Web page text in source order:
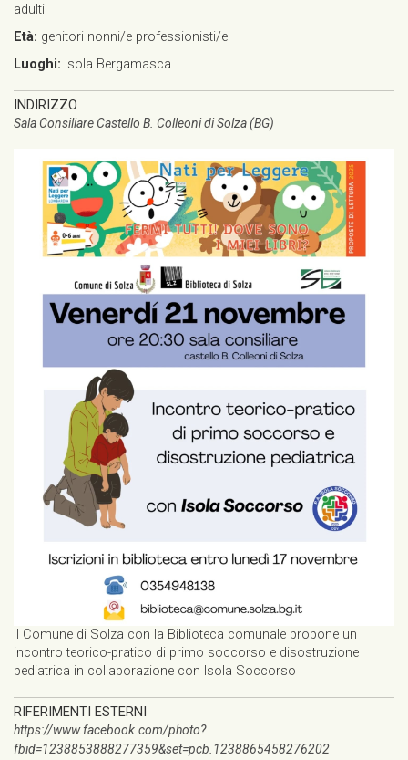
adulti
Età: genitori nonni/e professionisti/e
Luoghi: Isola Bergamasca
INDIRIZZO
Sala Consiliare Castello B. Colleoni di Solza (BG)
Il Comune di Solza con la Biblioteca comunale propone un
incontro teorico-pratico di primo soccorso e disostruzione
pediatrica in collaborazione con Isola Soccorso
RIFERIMENTI ESTERNI
https://www.facebook.com/photo?
fbid=1238853888277359&set=pcb.1238865458276202